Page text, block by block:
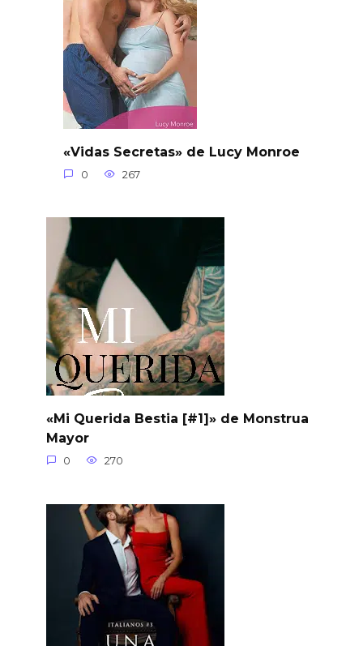
«Vidas Secretas» de Lucy Monroe
0 267
«Mi Querida Bestia [#1]» de Monstrua
Mayor
0 270